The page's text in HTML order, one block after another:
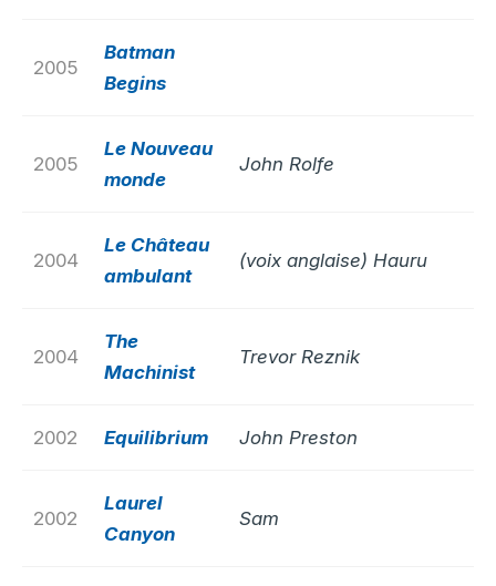
2005
Batman
Begins
2005
Le Nouveau
monde
John Rolfe
2004
Le Château
ambulant
(voix anglaise) Hauru
2004
The
Machinist
Trevor Reznik
2002 Equilibrium John Preston
2002
Laurel
Canyon
Sam